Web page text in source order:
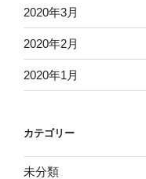
2020年3月
2020年2月
2020年1月
カテゴリー
未分類